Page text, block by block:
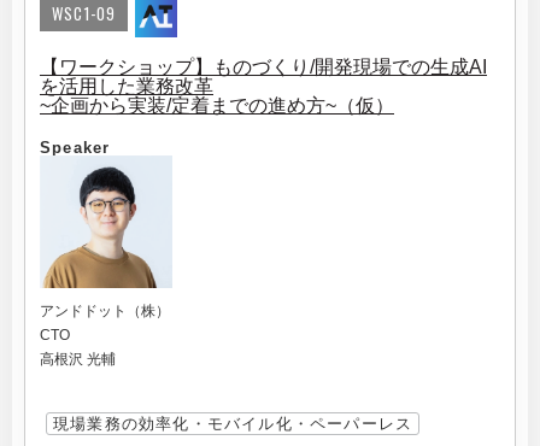
WSC1-09
【ワークショップ】ものづくり/開発現場での生成AI
を活用した業務改革
~企画から実装/定着までの進め方~（仮）
Speaker
アンドドット（株）
CTO
高根沢 光輔
現場業務の効率化・モバイル化・ペーパーレス